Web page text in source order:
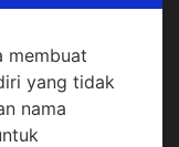
membuat
yang tidak
nama